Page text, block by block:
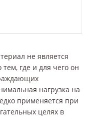
не является
где и для чего он
нагрузка на
применяется при
целях в